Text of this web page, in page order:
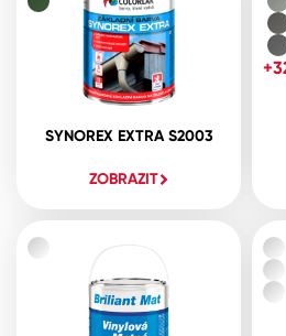
SYNOREX EXTRA S2003
ZOBRAZIT